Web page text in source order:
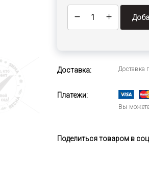
Доставка: Доставка
Платежи:
Вы
Поделиться товаром в